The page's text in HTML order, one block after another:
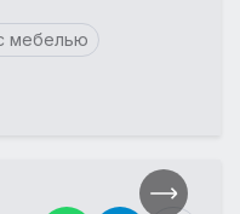
мебелью